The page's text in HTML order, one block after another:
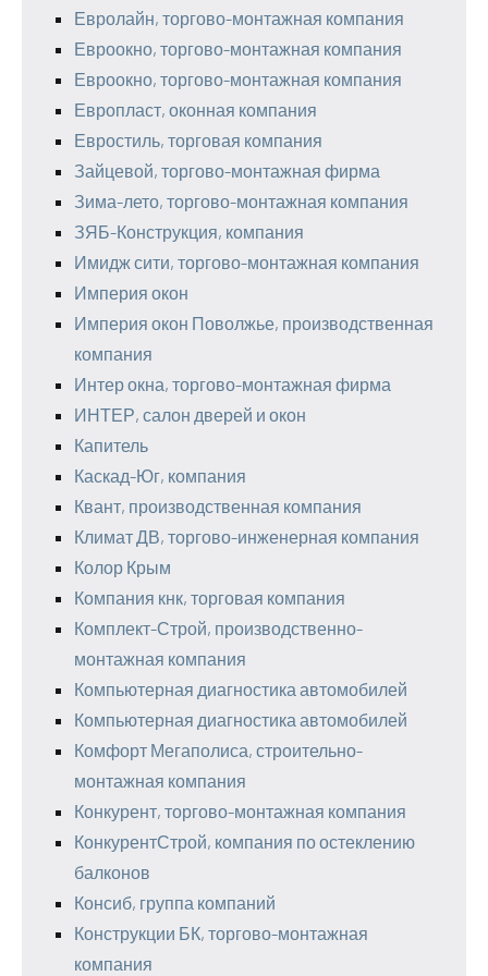
Евролайн, торгово-монтажная компания
Евроокно, торгово-монтажная компания
Евроокно, торгово-монтажная компания
Европласт, оконная компания
Евростиль, торговая компания
Зайцевой, торгово-монтажная фирма
Зима-лето, торгово-монтажная компания
ЗЯБ-Конструкция, компания
Имидж сити, торгово-монтажная компания
Империя окон
Империя окон Поволжье, производственная
компания
Интер окна, торгово-монтажная фирма
ИНТЕР, салон дверей и окон
Капитель
Каскад-Юг, компания
Квант, производственная компания
Климат ДВ, торгово-инженерная компания
Колор Крым
Компания кнк, торговая компания
Комплект-Строй, производственно-
монтажная компания
Компьютерная диагностика автомобилей
Компьютерная диагностика автомобилей
Комфорт Мегаполиса, строительно-
монтажная компания
Конкурент, торгово-монтажная компания
КонкурентСтрой, компания по остеклению
балконов
Консиб, группа компаний
Конструкции БК, торгово-монтажная
компания